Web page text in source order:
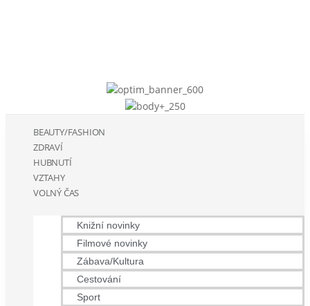
BEAUTY/FASHION
ZDRAVÍ
HUBNUTÍ
VZTAHY
VOLNÝ ČAS
Knižní novinky
Filmové novinky
Zábava/Kultura
Cestování
Sport